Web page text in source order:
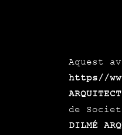
Aquest
https//
de
DILMÉ